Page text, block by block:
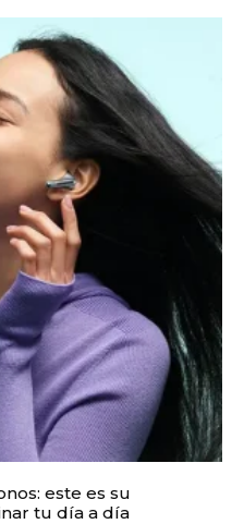
este es su
tu día a día